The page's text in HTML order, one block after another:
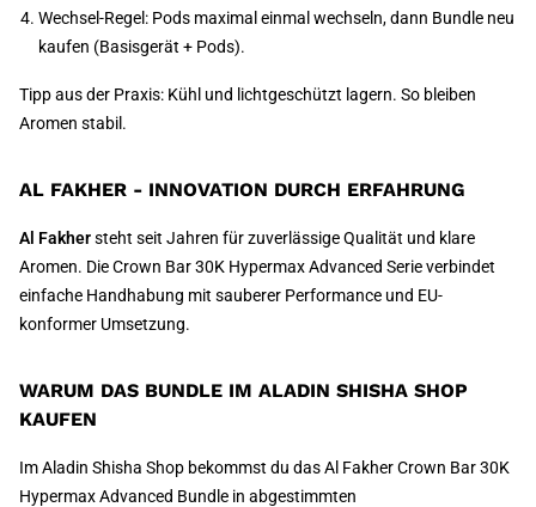
Wechsel-Regel: Pods maximal einmal wechseln, dann Bundle neu
kaufen (Basisgerät + Pods).
Tipp aus der Praxis: Kühl und lichtgeschützt lagern. So bleiben
Aromen stabil.
AL FAKHER - INNOVATION DURCH ERFAHRUNG
Al Fakhersteht seit Jahren für zuverlässige Qualität und klare
Aromen. Die Crown Bar 30K Hypermax Advanced Serie verbindet
einfache Handhabung mit sauberer Performance und EU-
konformer Umsetzung.
WARUM DAS BUNDLE IM ALADIN SHISHA SHOP
KAUFEN
Im Aladin Shisha Shop bekommst du das Al Fakher Crown Bar 30K
Hypermax Advanced Bundle in abgestimmten